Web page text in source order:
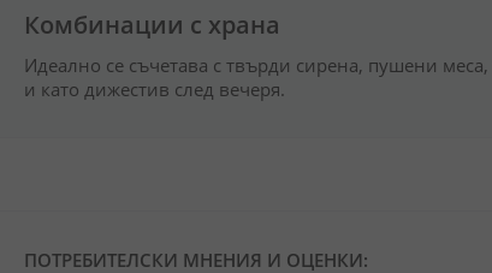
Комбинации с храна
Идеално се съчетава с твърди сирена, пушени
и като дижестив след вечеря.
ПОТРЕБИТЕЛСКИ МНЕНИЯ И ОЦЕНКИ: